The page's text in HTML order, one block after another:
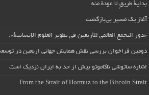
بداية طريقٍ لا عودة منه
آغاز یک مسیر بی‌بازگشت
«دور التجمع العالمي للأربعين في تطوير العلوم الإنسانية».
دومین فراخوان بررسی نقش همایش جهانی اربعین در
اشاره ساتوشی ناکاموتو بیش از حد به ایران نزدیک است
From the Strait of Hormuz to the Bitcoin Strait